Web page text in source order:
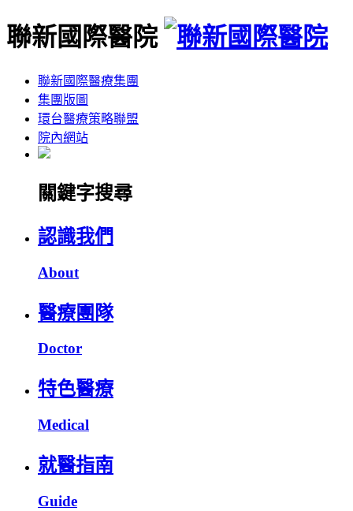
聯新國際醫院
聯新國際醫療集團
集團版圖
環台醫療策略聯盟
院內網站
關鍵字搜尋
認識我們
About
醫療團隊
Doctor
特色醫療
Medical
就醫指南
Guide